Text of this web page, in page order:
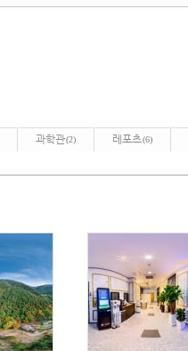
과학관(2) 레포츠(6)